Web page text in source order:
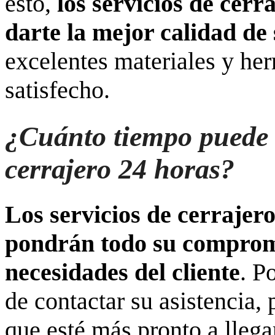
darte la mejor calidad
excelentes materiales y
satisfecho.
¿Cuánto tiempo
cerrajero 24 horas?
Los servicios de
pondrán todo su
necesidades del cliente.
de contactar su asistencia,